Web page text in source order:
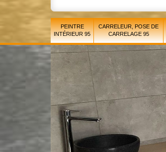
PEINTRE
INTÉRIEUR 95
CARRELEUR, POSE DE
CARRELAGE 95